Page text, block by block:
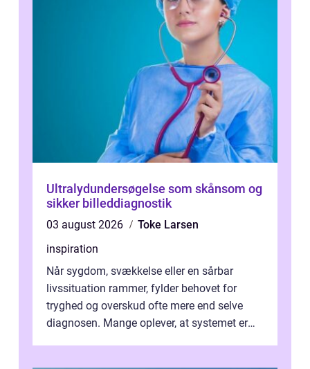
Ultralydundersøgelse som skånsom og
sikker billeddiagnostik
03 august 2026
Toke Larsen
inspiration
Når sygdom, svækkelse eller en sårbar
livssituation rammer, fylder behovet for
tryghed og overskud ofte mere end selve
diagnosen. Mange oplever, at systemet er